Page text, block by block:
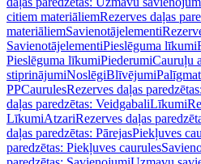
citiem materiāliemRezerves daļas
materiāliemSavienotājelementi
SavienotājelementiPieslēguma līkumi
Pieslēguma līkumiPiederumiCauruļu
stiprinājumiNoslēgiBlīvējumi
PPCaurulesRezerves daļas
daļas paredzētas: VeidgabaliLīkumi
LīkumiAtzariRezerves daļas
daļas paredzētas: PārejasPiekļuves
paredzētas: Piekļuves caurules